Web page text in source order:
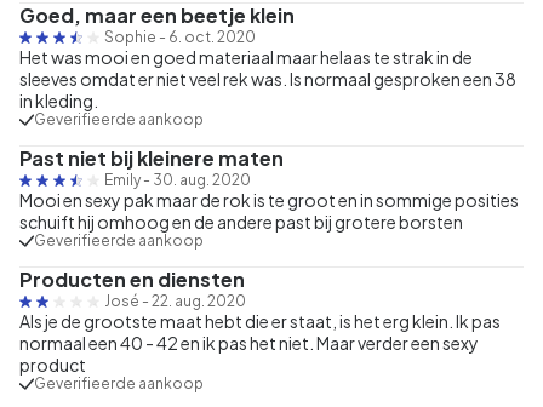
Goed, maar een beetje klein
Sophie - 6. oct. 2020
Het was mooi en goed materiaal maar helaas te strak in de
sleeves omdat er niet veel rek was. Is normaal gesproken een 38
in kleding.
Geverifieerde aankoop
Past niet bij kleinere maten
Emily - 30. aug. 2020
Mooi en sexy pak maar de rok is te groot en in sommige posities
schuift hij omhoog en de andere past bij grotere borsten
Geverifieerde aankoop
Producten en diensten
José - 22. aug. 2020
Als je de grootste maat hebt die er staat, is het erg klein. Ik pas
normaal een 40 - 42 en ik pas het niet. Maar verder een sexy
product
Geverifieerde aankoop